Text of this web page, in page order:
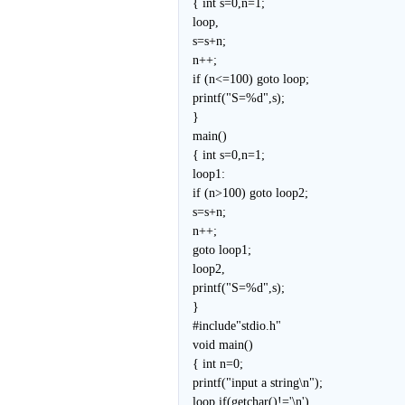
{ int s=0,n=1;
loop,
s=s+n;
n++;
if (n<=100) goto loop;
printf("S=%d",s);
}
main()
{ int s=0,n=1;
loop1:
if (n>100) goto loop2;
s=s+n;
n++;
goto loop1;
loop2,
printf("S=%d",s);
}
#include"stdio.h"
void main()
{ int n=0;
printf("input a string\n");
loop,if(getchar()!='\n')